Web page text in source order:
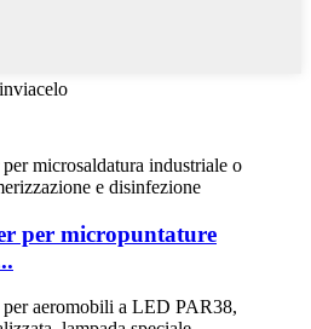
per micropuntature